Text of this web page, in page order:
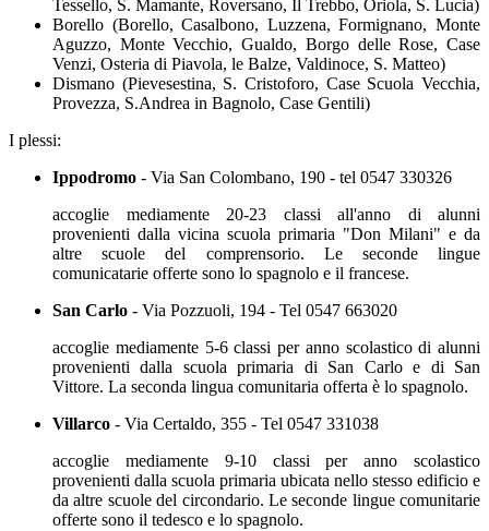
Tessello, S. Mamante, Roversano, Il Trebbo, Oriola, S. Lucia)
Borello (Borello, Casalbono, Luzzena, Formignano, Monte
Aguzzo, Monte Vecchio, Gualdo, Borgo delle Rose, Case
Venzi, Osteria di Piavola, le Balze, Valdinoce, S. Matteo)
Dismano (Pievesestina, S. Cristoforo, Case Scuola Vecchia,
Provezza, S.Andrea in Bagnolo, Case Gentili)
I plessi:
Ippodromo - Via San Colombano, 190 - tel 0547 330326
accoglie mediamente 20-23 classi all'anno di alunni
provenienti dalla vicina scuola primaria "Don Milani" e da
altre scuole del comprensorio. Le seconde lingue
comunicatarie offerte sono lo spagnolo e il francese.
San Carlo - Via Pozzuoli, 194 - Tel 0547 663020
accoglie mediamente 5-6 classi per anno scolastico di alunni
provenienti dalla scuola primaria di San Carlo e di San
Vittore. La seconda lingua comunitaria offerta è lo spagnolo.
Villarco - Via Certaldo, 355 - Tel 0547 331038
accoglie mediamente 9-10 classi per anno scolastico
provenienti dalla scuola primaria ubicata nello stesso edificio e
da altre scuole del circondario. Le seconde lingue comunitarie
offerte sono il tedesco e lo spagnolo.